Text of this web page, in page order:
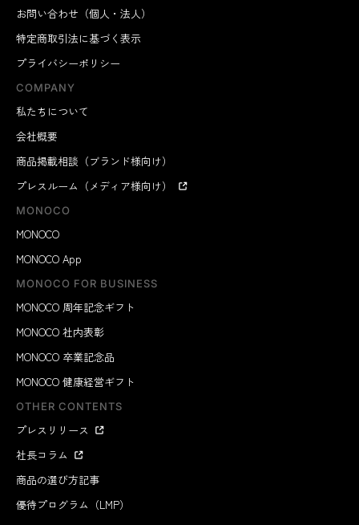
お問い合わせ（個人・法人）
特定商取引法に基づく表示
プライバシーポリシー
COMPANY
私たちについて
会社概要
商品掲載相談（ブランド様向け）
プレスルーム（メディア様向け）
MONOCO
MONOCO
MONOCO App
MONOCO FOR BUSINESS
MONOCO 周年記念ギフト
MONOCO 社内表彰
MONOCO 卒業記念品
MONOCO 健康経営ギフト
OTHER CONTENTS
プレスリリース
社長コラム
商品の選び方記事
優待プログラム（LMP）